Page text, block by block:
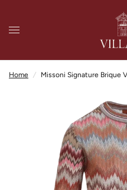
Home / Missoni Signature Brique